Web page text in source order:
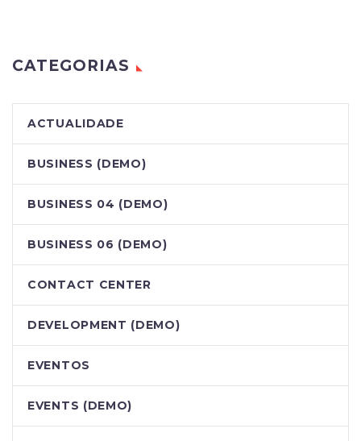
CATEGORIAS
ACTUALIDADE
BUSINESS (DEMO)
BUSINESS 04 (DEMO)
BUSINESS 06 (DEMO)
CONTACT CENTER
DEVELOPMENT (DEMO)
EVENTOS
EVENTS (DEMO)